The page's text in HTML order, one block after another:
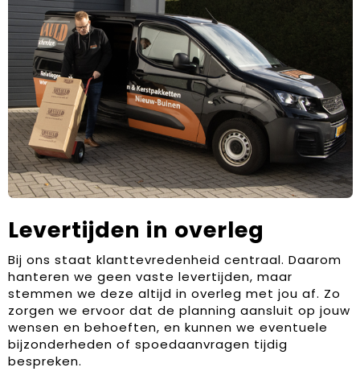
Levertijden in overleg
Bij ons staat klanttevredenheid centraal. Daarom
hanteren we geen vaste levertijden, maar
stemmen we deze altijd in overleg met jou af. Zo
zorgen we ervoor dat de planning aansluit op jouw
wensen en behoeften, en kunnen we eventuele
bijzonderheden of spoedaanvragen tijdig
bespreken.